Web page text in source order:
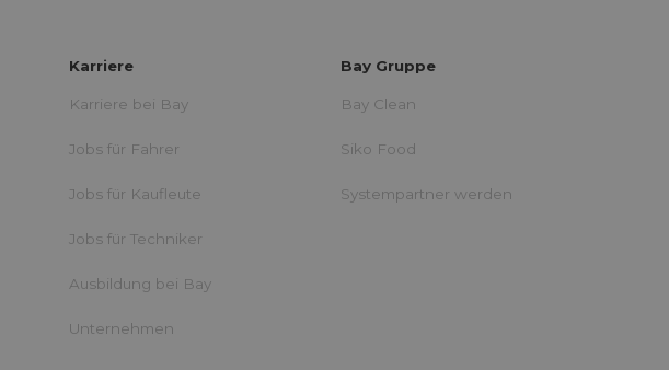
Karriere
Karriere bei Bay
Jobs für Fahrer
Jobs für Kaufleute
Jobs für Techniker
Ausbildung bei Bay
Unternehmen
Bay Gruppe
Bay Clean
Siko Food
Systempartner werden